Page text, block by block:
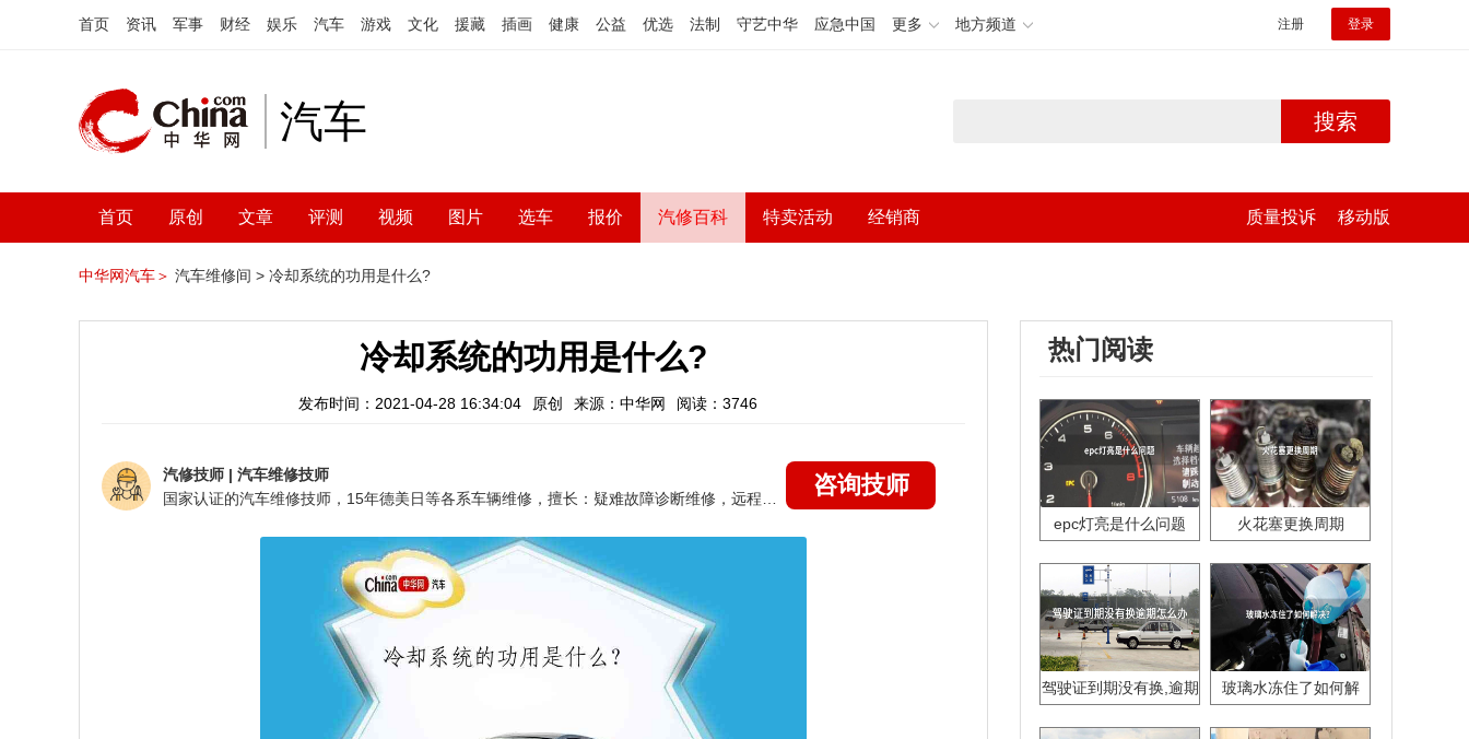
首页 资讯 军事 财经 娱乐 汽车 游戏 文化 援藏 插画 健康 公益 优选 法制 守艺中华 应急中国 更多 地方频道 注册 登录
汽车 搜索
首页 原创 文章 评测 视频 图片 选车 报价 汽修百科 特卖活动 经销商 质量投诉 移动版
中华网汽车＞ 汽车维修间 > 冷却系统的功用是什么?
冷却系统的功用是什么?
发布时间：2021-04-28 16:34:04 原创 来源：中华网 阅读：3746
汽修技师 | 汽车维修技师
咨询技师
热门阅读
epc灯亮是什么问题 火花塞更换周期
驾驶证到期没有换,逾期
玻璃水冻住了如何解